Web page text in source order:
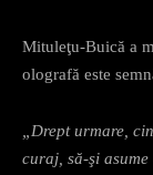
Mituleţu-Buică a
olografă este
„Drept urmare,
curaj, să-şi